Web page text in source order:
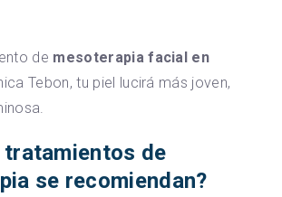
de mesoterapia facial en
Tebon, tu piel lucirá más joven,
tratamientos de
se recomiendan?